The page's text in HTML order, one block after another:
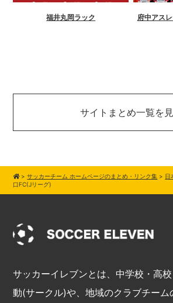
福井丸岡ラック 府中アス
サイトまとめ一覧を
>サッカーチーム ホームページのまとめ・リンク集 > 日
口FC(Jリーグ)
サッカーイレブンとは、中学校・高
動(サークル)や、地域のクラブチーム